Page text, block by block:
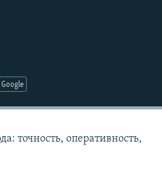
точность, оперативность,